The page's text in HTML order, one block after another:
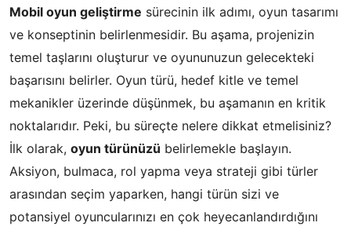
Mobil oyun geliştirme sürecinin ilk adımı, oyun tasarımı
ve konseptinin belirlenmesidir. Bu aşama, projenizin
temel taşlarını oluşturur ve oyununuzun gelecekteki
başarısını belirler. Oyun türü, hedef kitle ve temel
mekanikler üzerinde düşünmek, bu aşamanın en kritik
noktalarıdır. Peki, bu süreçte nelere dikkat etmelisiniz?
İlk olarak, oyun türünüzü belirlemekle başlayın.
Aksiyon, bulmaca, rol yapma veya strateji gibi türler
arasından seçim yaparken, hangi türün sizi ve
potansiyel oyuncularınızı en çok heyecanlandırdığını